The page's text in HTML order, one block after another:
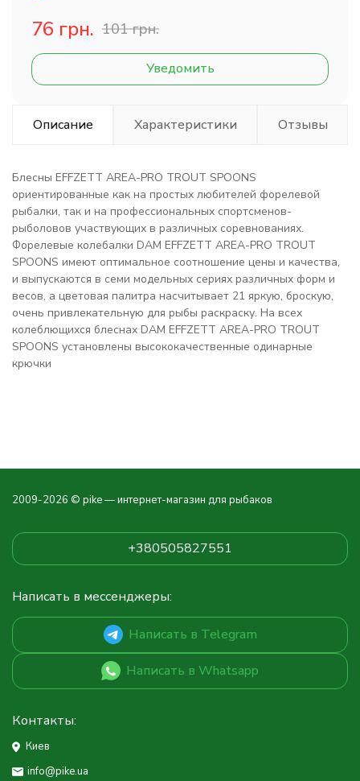
76 грн. 101 грн.
Уведомить
Описание Характеристики Отзывы
Блесны EFFZETT AREA-PRO TROUT SPOONS
ориентированные как на простых любителей форелевой
рыбалки, так и на профессиональных спортсменов-
рыболовов участвующих в различных соревнованиях.
Форелевые колебалки DAM EFFZETT AREA-PRO TROUT
SPOONS имеют оптимальное соотношение цены и качества,
и выпускаются в семи модельных сериях различных форм и
весов, а цветовая палитра насчитывает 21 яркую, броскую,
очень привлекательную для рыбы раскраску. На всех
колеблющихся блеснах DAM EFFZETT AREA-PRO TROUT
SPOONS установлены высококачественные одинарные
крючки
2009-2026 © pike — интернет-магазин для рыбаков
+380505827551
Написать в мессенджеры:
Написать в Telegram
Написать в Whatsapp
Контакты:
Киев
info@pike.ua